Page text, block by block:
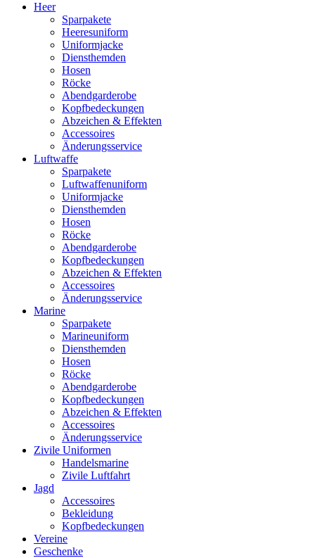
Heer
Sparpakete
Heeresuniform
Uniformjacke
Diensthemden
Hosen
Röcke
Abendgarderobe
Kopfbedeckungen
Abzeichen & Effekten
Accessoires
Änderungsservice
Luftwaffe
Sparpakete
Luftwaffenuniform
Uniformjacke
Diensthemden
Hosen
Röcke
Abendgarderobe
Kopfbedeckungen
Abzeichen & Effekten
Accessoires
Änderungsservice
Marine
Sparpakete
Marineuniform
Diensthemden
Hosen
Röcke
Abendgarderobe
Kopfbedeckungen
Abzeichen & Effekten
Accessoires
Änderungsservice
Zivile Uniformen
Handelsmarine
Zivile Luftfahrt
Jagd
Accessoires
Bekleidung
Kopfbedeckungen
Vereine
Geschenke